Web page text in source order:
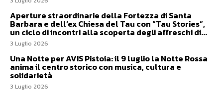
Aperture straordinarie della Fortezza di Santa
Barbara e dell’ex Chiesa del Tau con “Tau Stories”,
un ciclo di incontri alla scoperta degli affreschi di...
3 Luglio 2026
Una Notte per AVIS Pistoia: il 9 luglio la Notte Rossa
anima il centro storico con musica, cultura e
solidarietà
3 Luglio 2026